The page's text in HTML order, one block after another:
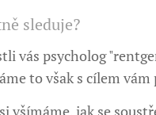
sleduje?
vás psycholog
to však s cílem
si všímáme, jak se